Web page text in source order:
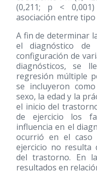
(0,211; p <
asociación entre tipo
A fin de determinar
el diagnóstico de
configuración de
diagnósticos, se
regresión múltiple
se incluyeron
sexo, la edad y la
el inicio del
de ejercicio los
influencia en el
ocurrió en el
ejercicio no resulta
del trastorno. En
resultados en